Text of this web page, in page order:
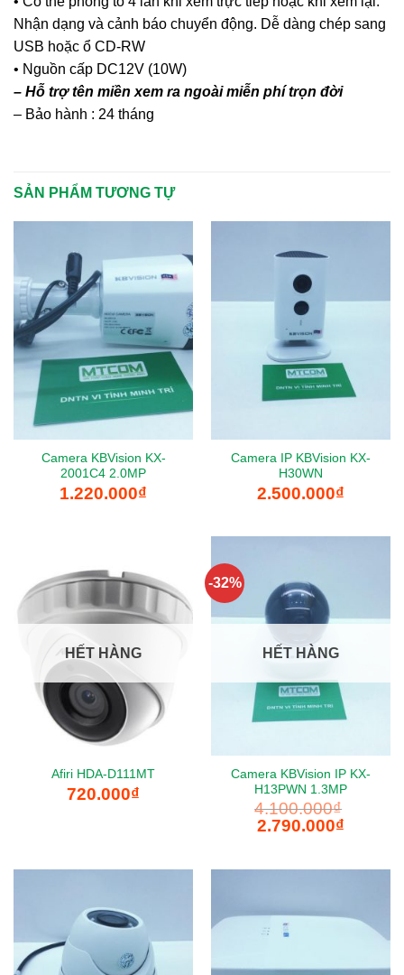
Nhận dạng và cảnh báo chuyển động. Dễ dàng chép sang
USB hoặc ổ CD-RW
• Nguồn cấp DC12V (10W)
– Hỗ trợ tên miền xem ra ngoài miễn phí trọn đời
– Bảo hành : 24 tháng
SẢN PHẨM TƯƠNG TỰ
Camera KBVision KX-
2001C4 2.0MP
1.220.000₫
Camera IP KBVision KX-
H30WN
2.500.000₫
HẾT HÀNG
Afiri HDA-D111MT
720.000₫
-32%
HẾT HÀNG
Camera KBVision IP KX-
H13PWN 1.3MP
4.100.000₫
Giá
gốc
2.790.000₫